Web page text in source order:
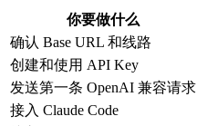
你要做什么
确认 Base URL 和线路
创建和使用 API Key
发送第一条 OpenAI 兼容请求
接入 Claude Code